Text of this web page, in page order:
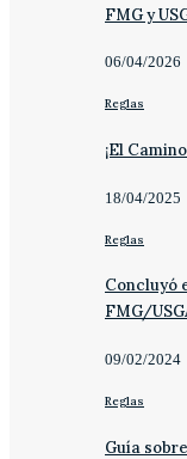
FMG y
06/04/2026
Reglas
¡El
18/04/2025
Reglas
Concluyó
FMG/
09/02/2024
Reglas
Guía